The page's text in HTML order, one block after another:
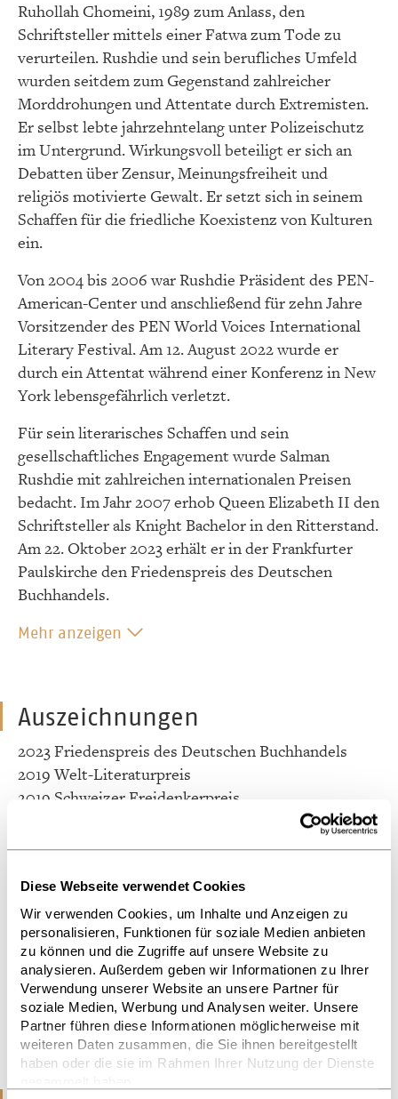
Diese Webseite verwendet Cookies
Wir verwenden Cookies, um Inhalte und Anzeigen zu
personalisieren, Funktionen für soziale Medien anbieten
zu können und die Zugriffe auf unsere Website zu
analysieren. Außerdem geben wir Informationen zu Ihrer
Verwendung unserer Website an unsere Partner für
soziale Medien, Werbung und Analysen weiter. Unsere
Partner führen diese Informationen möglicherweise mit
weiteren Daten zusammen, die Sie ihnen bereitgestellt
haben oder die sie im Rahmen Ihrer Nutzung der Dienste
Ruhollah Chomeini, 1989 zum Anlass, den
Schriftsteller mittels einer Fatwa zum Tode zu
verurteilen. Rushdie und sein berufliches Umfeld
wurden seitdem zum Gegenstand zahlreicher
Morddrohungen und Attentate durch Extremisten.
Er selbst lebte jahrzehntelang unter Polizeischutz
im Untergrund. Wirkungsvoll beteiligt er sich an
Debatten über Zensur, Meinungsfreiheit und
religiös motivierte Gewalt. Er setzt sich in seinem
Schaffen für die friedliche Koexistenz von Kulturen
ein.
Von 2004 bis 2006 war Rushdie Präsident des PEN-
American-Center und anschließend für zehn Jahre
Vorsitzender des PEN World Voices International
Literary Festival. Am 12. August 2022 wurde er
durch ein Attentat während einer Konferenz in New
York lebensgefährlich verletzt.
Für sein literarisches Schaffen und sein
gesellschaftliches Engagement wurde Salman
Rushdie mit zahlreichen internationalen Preisen
bedacht. Im Jahr 2007 erhob Queen Elizabeth II den
Schriftsteller als Knight Bachelor in den Ritterstand.
Am 22. Oktober 2023 erhält er in der Frankfurter
Paulskirche den Friedenspreis des Deutschen
Buchhandels.
Mehr anzeigen
Auszeichnungen
2023 Friedenspreis des Deutschen Buchhandels
2019 Welt-Literaturpreis
2019 Schweizer Freidenkerpreis
2018 Emperor Has No Clothes Award der Freedom
From Religion Foundation
2015 Médaille d'or du Círculo de Bellas Artes
2014 Hans-Christian-Andersen-Literaturpreis
2014 PEN-Pinter-Prize
2013 Canadian Screen Award
2010 Golden PEN Award
Mehr anzeigen